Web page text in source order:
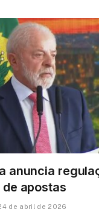
anuncia
apostas
de abril de 2026